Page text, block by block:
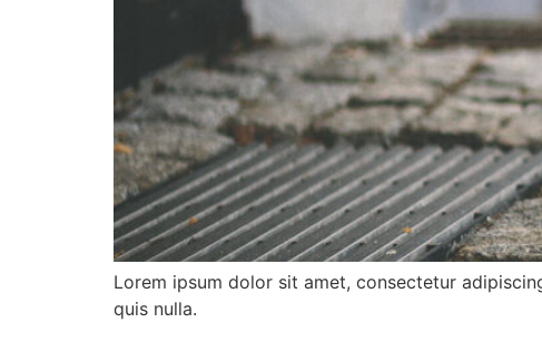
Lorem ipsum dolor sit amet, consectetur
quis nulla.